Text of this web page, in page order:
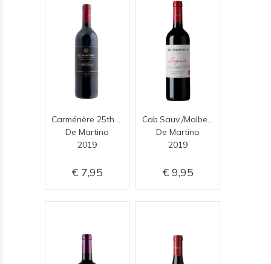
De Martino
2019
7,95
De Martino
2019
9,95